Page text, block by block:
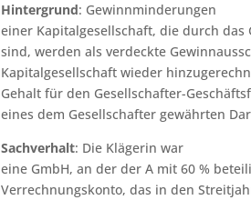
Hintergrund: Gewinnminderungen
einer Kapitalgesellschaft, die durch
sind, werden als verdeckte
Kapitalgesellschaft wieder
Gehalt für den Gesellschafter-
eines dem Gesellschafter gewährten
Sachverhalt: Die Klägerin war
eine GmbH, an der der A mit 60 %
Verrechnungskonto, das in den